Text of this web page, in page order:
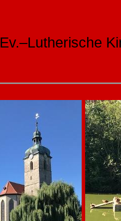
Ev.–Lutherische